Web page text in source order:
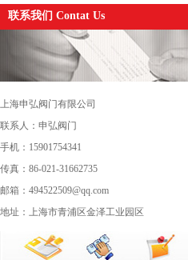
联系我们 Contat Us
上海申弘阀门有限公司
联系人：申弘阀门
手机：15901754341
传真：86-021-31662735
邮箱：494522509@qq.com
地址：上海市青浦区金泽工业园区